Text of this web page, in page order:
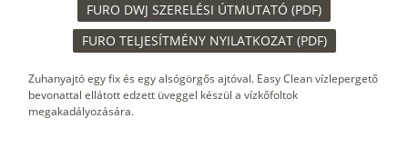
FURO DWJ SZERELÉSI ÚTMUTATÓ (PDF)
FURO TELJESÍTMÉNY NYILATKOZAT (PDF)
Zuhanyajtó egy fix és egy alsógörgős ajtóval. Easy Clean vízlepergető
bevonattal ellátott edzett üveggel készül a vízkőfoltok
megakadályozására.